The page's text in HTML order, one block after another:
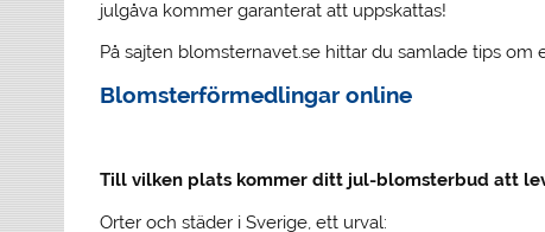
julgåva kommer garanterat att uppskattas!
På sajten blomsternavet.se hittar du samlade tips
Blomsterförmedlingar online
Till vilken plats kommer ditt jul-blomsterbud att
Orter och städer i Sverige, ett urval: